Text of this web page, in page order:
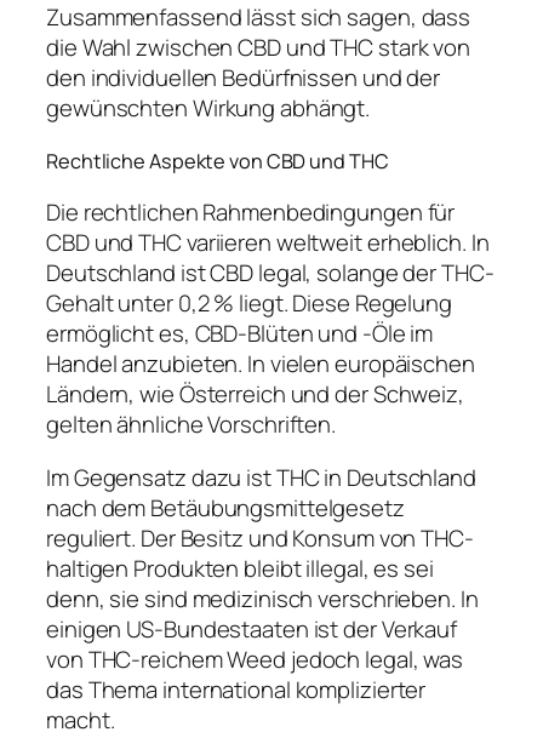
Zusammenfassend lässt sich sagen, dass
die Wahl zwischen CBD und THC stark von
den individuellen Bedürfnissen und der
gewünschten Wirkung abhängt.
Rechtliche Aspekte von CBD und THC
Die rechtlichen Rahmenbedingungen für
CBD und THC variieren weltweit erheblich. In
Deutschland ist CBD legal, solange der THC-
Gehalt unter 0,2 % liegt. Diese Regelung
ermöglicht es, CBD-Blüten und -Öle im
Handel anzubieten. In vielen europäischen
Ländern, wie Österreich und der Schweiz,
gelten ähnliche Vorschriften.
Im Gegensatz dazu ist THC in Deutschland
nach dem Betäubungsmittelgesetz
reguliert. Der Besitz und Konsum von THC-
haltigen Produkten bleibt illegal, es sei
denn, sie sind medizinisch verschrieben. In
einigen US-Bundestaaten ist der Verkauf
von THC-reichem Weed jedoch legal, was
das Thema international komplizierter
macht.